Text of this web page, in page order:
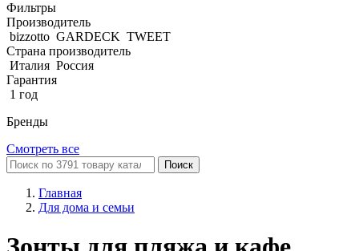
Фильтры
Производитель
bizzotto GARDECK TWEET
Страна производитель
Италия Россия
Гарантия
1 год
Бренды
Смотреть все
Поиск
Главная
Для дома и семьи